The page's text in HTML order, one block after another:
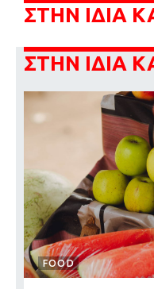
ΣΤΗΝ ΙΔΙΑ
ΣΤΗΝ ΙΔΙΑ
FOOD